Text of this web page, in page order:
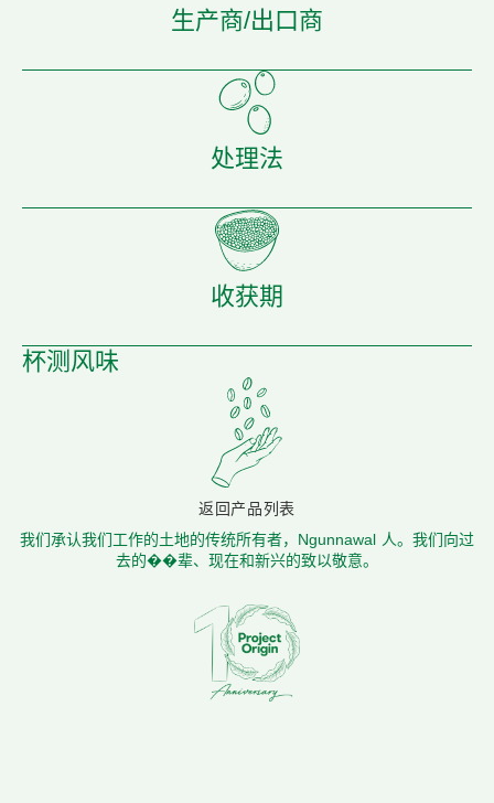
生产商/出口商
处理法
收获期
杯测风味
返回产品列表
我们承认我们工作的土地的传统所有者，Ngunnawal 人。我们向过
去的��辈、现在和新兴的致以敬意。